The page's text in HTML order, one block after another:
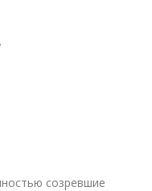
созревшие